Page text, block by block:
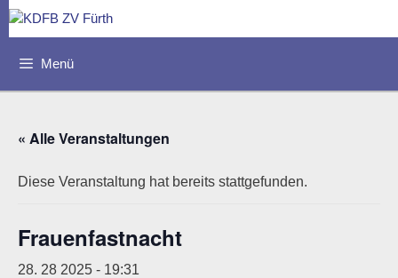
Zum
Menü
« Alle Veranstaltungen
Diese Veranstaltung hat bereits stattgefunden.
Frauenfastnacht
28. 28 2025 - 19:31